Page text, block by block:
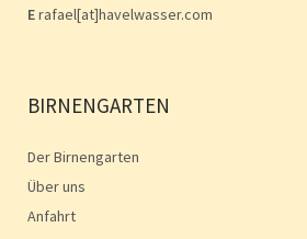
Erafael[at]havelwasser.com
BIRNENGARTEN
Der Birnengarten
Über uns
Anfahrt